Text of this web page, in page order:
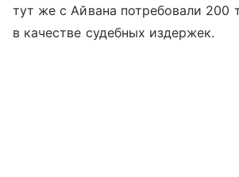
тут же с Айвана потребовали 200
в качестве судебных издержек.